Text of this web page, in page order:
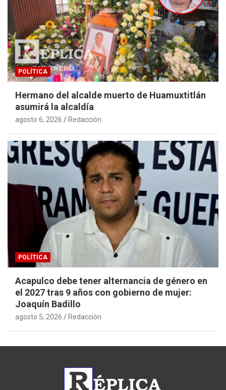
POLÍTICA
Hermano del alcalde muerto de Huamuxtitlán
asumirá la alcaldía
agosto 6, 2026 Redacción
POLÍTICA
Acapulco debe tener alternancia de género en
el 2027 tras 9 años con gobierno de mujer:
Joaquín Badillo
agosto 5, 2026 Redacción